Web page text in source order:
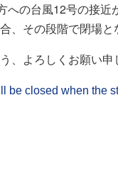
への台風12号の接
、その段階で閉場と
、よろしくお願い申
be closed when the